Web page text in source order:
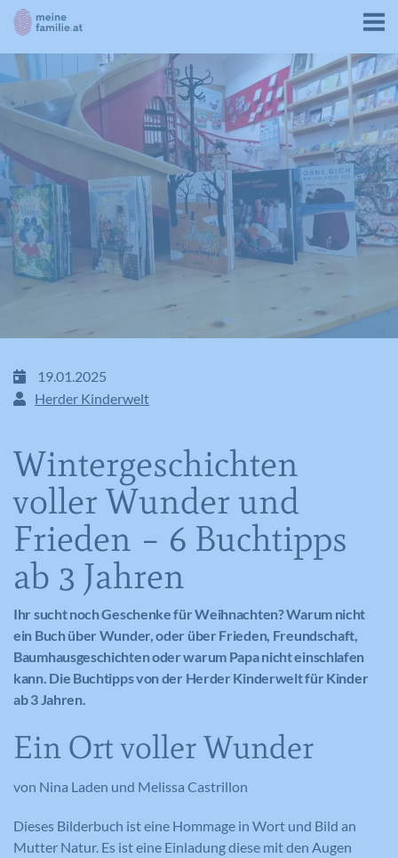
19.01.2025
Herder Kinderwelt
Wintergeschichten
voller Wunder und
Frieden – 6 Buchtipps
ab 3 Jahren
Ihr sucht noch Geschenke für Weihnachten? Warum nicht
ein Buch über Wunder, oder über Frieden, Freundschaft,
Baumhausgeschichten oder warum Papa nicht einschlafen
kann. Die Buchtipps von der Herder Kinderwelt für Kinder
ab 3 Jahren.
Ein Ort voller Wunder
von Nina Laden und Melissa Castrillon
Dieses Bilderbuch ist eine Hommage in Wort und Bild an
Mutter Natur. Es ist eine Einladung diese mit den Augen